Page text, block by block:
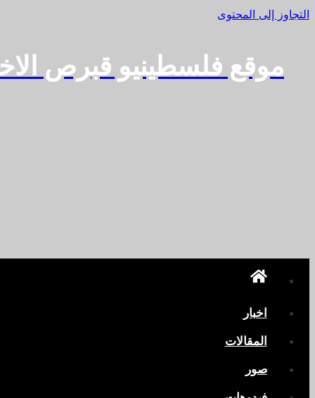
التجاوز إلى المحتوى
موقع فلسطينيو قبرص
اخبار
المقالات
صور